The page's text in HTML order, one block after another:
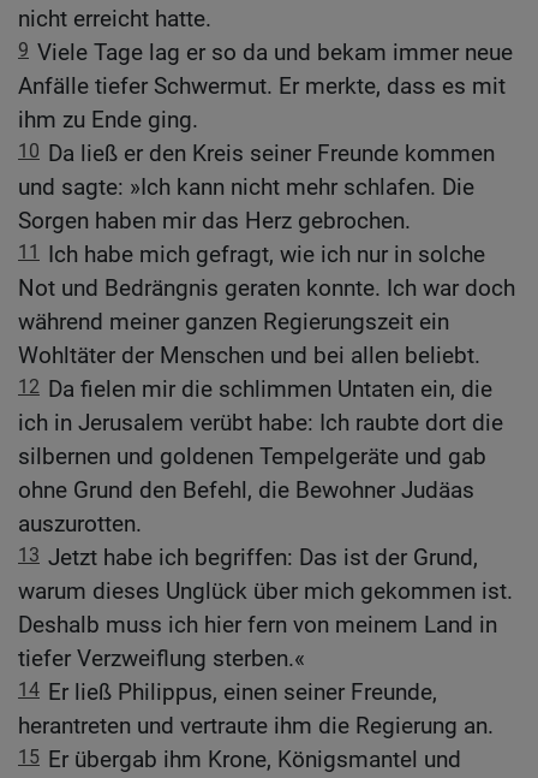
nicht erreicht hatte.
9 Viele Tage lag er so da und bekam immer neue
Anfälle tiefer Schwermut. Er merkte, dass es mit
ihm zu Ende ging.
10 Da ließ er den Kreis seiner Freunde kommen
und sagte: »Ich kann nicht mehr schlafen. Die
Sorgen haben mir das Herz gebrochen.
11
Ich habe mich gefragt, wie ich nur in solche
Not und Bedrängnis geraten konnte. Ich war doch
während meiner ganzen Regierungszeit ein
Wohltäter der Menschen und bei allen beliebt.
12 Da fielen mir die schlimmen Untaten ein, die
ich in Jerusalem verübt habe: Ich raubte dort die
silbernen und goldenen Tempelgeräte und gab
ohne Grund den Befehl, die Bewohner Judäas
auszurotten.
13 Jetzt habe ich begriffen: Das ist der Grund,
warum dieses Unglück über mich gekommen ist.
Deshalb muss ich hier fern von meinem Land in
tiefer Verzweiflung sterben.«
14 Er ließ Philippus, einen seiner Freunde,
herantreten und vertraute ihm die Regierung an.
15 Er übergab ihm Krone, Königsmantel und